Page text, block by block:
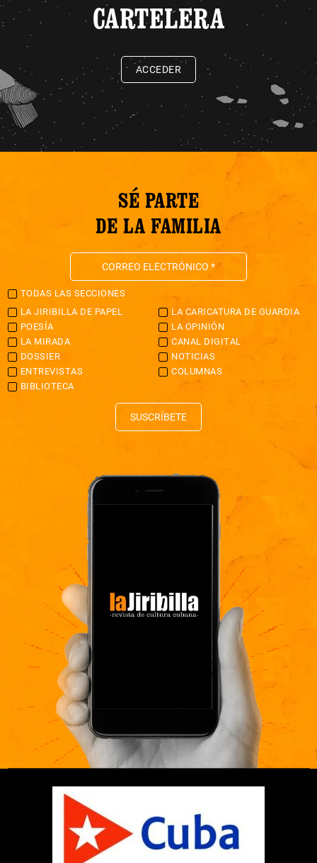
CARTELERA
ACCEDER
SÉ PARTE
DE LA FAMILIA
TODAS LAS SECCIONES
LA JIRIBILLA DE PAPEL
LA CARICATURA DE GUARDIA
POESÍA
LA OPINIÓN
LA MIRADA
CANAL DIGITAL
DOSSIER
NOTICIAS
ENTREVISTAS
COLUMNAS
BIBLIOTECA
SUSCRÍBETE